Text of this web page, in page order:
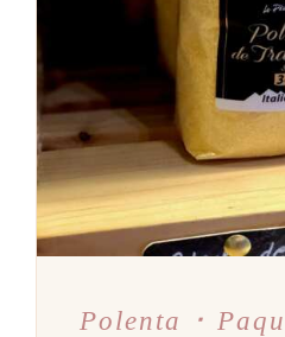
AJOUTER AU
Polenta ･